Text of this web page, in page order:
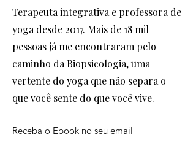
Terapeuta integrativa e professora de
yoga desde 2017. Mais de 18 mil
pessoas já me encontraram pelo
caminho da Biopsicologia, uma
vertente do yoga que não separa o
que você sente do que você vive.
Receba o Ebook no seu email